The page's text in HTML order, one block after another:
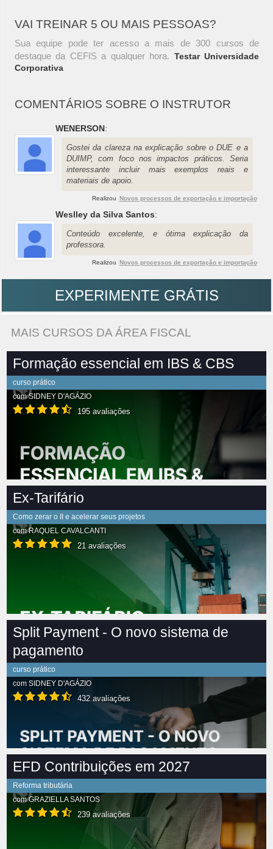
VAI TREINAR 5 OU MAIS PESSOAS?
Sua equipe pode ter acesso a mais de 300 cursos de
destaque da CEFIS a qualquer hora. Testar Universidade
Corporativa
COMENTÁRIOS SOBRE O INSTRUTOR
WENERSON:
Gostei da clareza na explicação sobre o DUE e a
DUIMP, com foco nos impactos práticos. Seria
interessante incluir mais exemplos reais e
materiais de apoio.
Realizou Novos processos de exportação e importação
Weslley da Silva Santos:
Conteúdo excelente, e ótima explicação da
professora.
Realizou Novos processos de exportação e importação
EXPERIMENTE GRÁTIS
MAIS CURSOS DA ÁREA FISCAL
Formação essencial em IBS & CBS
curso prático
comSIDNEY D'AGÁZIO
195 avaliações
Ex-Tarifário
Como zerar o II e acelerar seus projetos
comRAQUEL CAVALCANTI
21 avaliações
Split Payment - O novo sistema de
pagamento
curso prático
com SIDNEY D'AGÁZIO
432 avaliações
EFD Contribuições em 2027
Reforma tributária
comGRAZIELLA SANTOS
239 avaliações